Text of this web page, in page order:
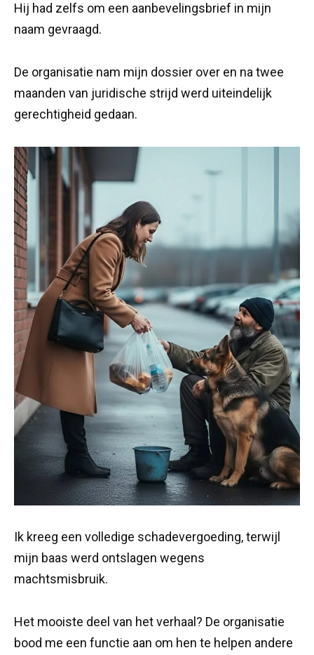
Hij had zelfs om een aanbevelingsbrief in mijn
naam gevraagd.
De organisatie nam mijn dossier over en na twee
maanden van juridische strijd werd uiteindelijk
gerechtigheid gedaan.
Ik kreeg een volledige schadevergoeding, terwijl
mijn baas werd ontslagen wegens
machtsmisbruik.
Het mooiste deel van het verhaal? De organisatie
bood me een functie aan om hen te helpen andere